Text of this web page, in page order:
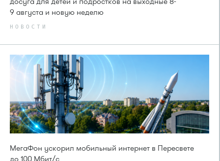
9 августа и новую неделю
НОВОСТИ
МегаФон ускорил мобильный интернет в Пересвете